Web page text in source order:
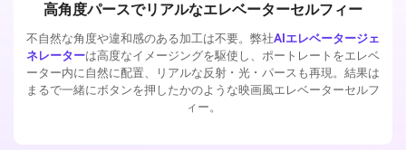
高角度パースでリアルなエレベーターセルフィー
不自然な角度や違和感のある加工は不要。弊社AIエレベータージェ
ネレーターは高度なイメージングを駆使し、ポートレートをエレベ
ーター内に自然に配置、リアルな反射・光・パースも再現。結果は
まるで一緒にボタンを押したかのような映画風エレベーターセルフ
ィー。